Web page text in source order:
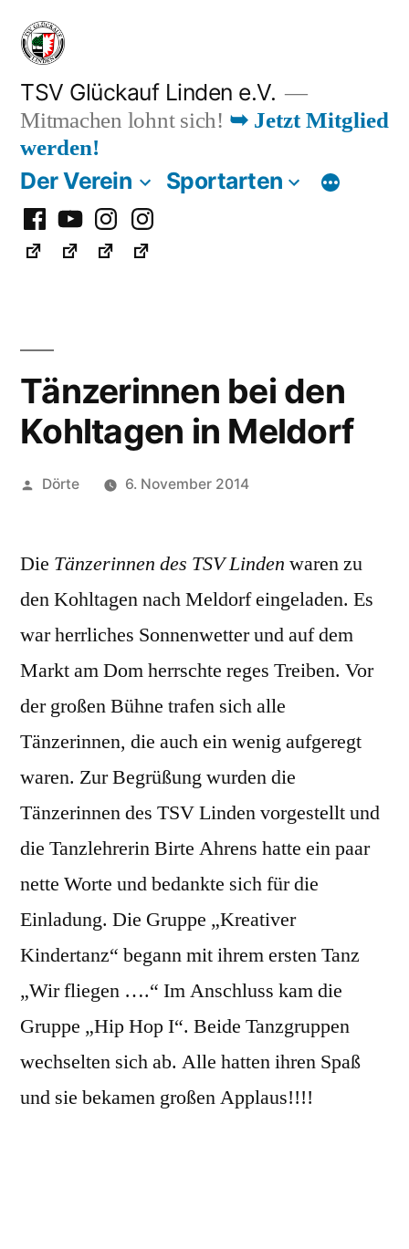
Zum
Inhalt
springen
TSV Glückauf Linden e.V.
Mitmachen lohnt sich! ➥ Jetzt Mitglied
werden!
Der Verein Sportarten
Facebook
YoutubeInstagramInstagram
Fußball
Tänzerinnen bei den
Kohltagen in Meldorf
Veröffentlicht
Dörte 6. November 2014
Die Tänzerinnen des TSV Linden waren zu
den Kohltagen nach Meldorf eingeladen. Es
war herrliches Sonnenwetter und auf dem
Markt am Dom herrschte reges Treiben. Vor
der großen Bühne trafen sich alle
Tänzerinnen, die auch ein wenig aufgeregt
waren. Zur Begrüßung wurden die
Tänzerinnen des TSV Linden vorgestellt und
die Tanzlehrerin Birte Ahrens hatte ein paar
nette Worte und bedankte sich für die
Einladung. Die Gruppe „Kreativer
Kindertanz“ begann mit ihrem ersten Tanz
„Wir fliegen ….“ Im Anschluss kam die
Gruppe „Hip Hop I“. Beide Tanzgruppen
wechselten sich ab. Alle hatten ihren Spaß
und sie bekamen großen Applaus!!!!